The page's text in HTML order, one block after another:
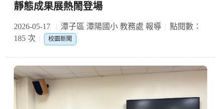
靜態成果展熱鬧登場
2026-05-17 潭子區 潭陽國小 教務處 報導
點閱數：
185 次
校園新聞